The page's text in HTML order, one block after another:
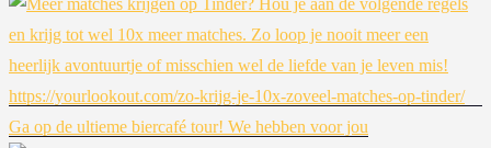
Ga op de ultieme biercafé tour! We hebben voor jou